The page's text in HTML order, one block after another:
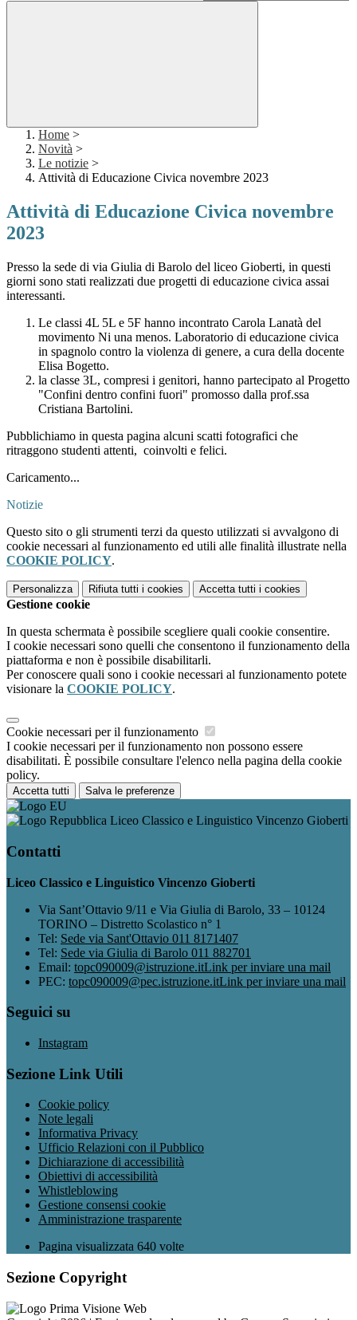
Home >
Novità >
Le notizie >
Attività di Educazione Civica novembre 2023
Attività di Educazione Civica novembre
2023
Presso la sede di via Giulia di Barolo del liceo Gioberti, in questi
giorni sono stati realizzati due progetti di educazione civica assai
interessanti.
Le classi 4L 5L e 5F hanno incontrato Carola Lanatà del
movimento Ni una menos. Laboratorio di educazione civica
in spagnolo contro la violenza di genere, a cura della docente
Elisa Bogetto.
la classe 3L, compresi i genitori, hanno partecipato al Progetto
"Confini dentro confini fuori" promosso dalla prof.ssa
Cristiana Bartolini.
Pubblichiamo in questa pagina alcuni scatti fotografici che
ritraggono studenti attenti, coinvolti e felici.
Caricamento...
Notizie
Questo sito o gli strumenti terzi da questo utilizzati si avvalgono di
cookie necessari al funzionamento ed utili alle finalità illustrate nella
COOKIE POLICY.
Personalizza Rifiuta tutti i cookies Accetta tutti i cookies
Gestione cookie
In questa schermata è possibile scegliere quali cookie consentire.
I cookie necessari sono quelli che consentono il funzionamento della
piattaforma e non è possibile disabilitarli.
Per conoscere quali sono i cookie necessari al funzionamento potete
visionare la COOKIE POLICY.
Cookie necessari per il funzionamento
I cookie necessari per il funzionamento non possono essere
disabilitati. È possibile consultare l'elenco nella pagina della cookie
policy.
Accetta tutti Salva le preferenze
Liceo Classico e Linguistico Vincenzo Gioberti
Contatti
Liceo Classico e Linguistico Vincenzo Gioberti
Via Sant’Ottavio 9/11 e Via Giulia di Barolo, 33 – 10124
TORINO – Distretto Scolastico n° 1
Tel: Sede via Sant'Ottavio 011 8171407
Tel: Sede via Giulia di Barolo 011 882701
Email: topc090009@istruzione.itLink per inviare una mail
PEC: topc090009@pec.istruzione.itLink per inviare una mail
Seguici su
Instagram
Sezione Link Utili
Cookie policy
Note legali
Informativa Privacy
Ufficio Relazioni con il Pubblico
Dichiarazione di accessibilità
Obiettivi di accessibilità
Whistleblowing
Gestione consensi cookie
Amministrazione trasparente
Pagina visualizzata 640 volte
Sezione Copyright